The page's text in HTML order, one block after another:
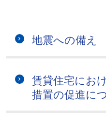
地震への備え
賃貸住宅にお
措置の促進に